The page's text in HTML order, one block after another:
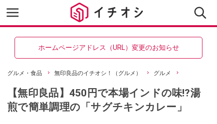
ホームページアドレス（URL）変更のお知らせ
グルメ・食品 無印良品のイチオシ！（グルメ） グルメ
【無印良品】450円で本場インドの味⁉湯
煎で簡単調理の「サグチキンカレー」